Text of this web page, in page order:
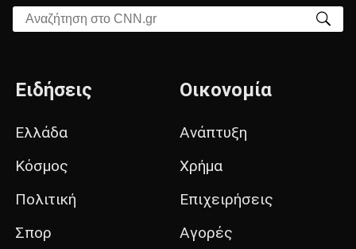
Αναζήτηση στο CNN.gr
Ειδήσεις
Ελλάδα
Κόσμος
Πολιτική
Σπορ
Οικονομία
Ανάπτυξη
Χρήμα
Επιχειρήσεις
Αγορές